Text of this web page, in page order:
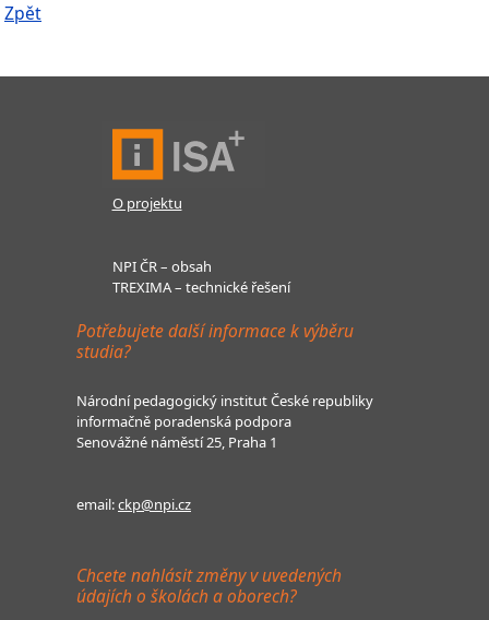
Zpět
O projektu
NPI ČR – obsah
TREXIMA – technické řešení
Potřebujete další informace k výběru
studia?
Národní pedagogický institut České republiky
informačně poradenská podpora
Senovážné náměstí 25, Praha 1
email:ckp@npi.cz
Chcete nahlásit změny v uvedených
údajích o školách a oborech?